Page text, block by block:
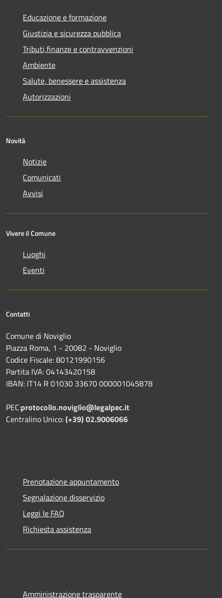
Educazione e formazione
Giustizia e sicurezza pubblica
Tributi,finanze e contravvenzioni
Ambiente
Salute, benessere e assistenza
Autorizzazioni
Novità
Notizie
Comunicati
Avvisi
Vivere il Comune
Luoghi
Eventi
Contatti
Comune di Noviglio
Piazza Roma, 1 - 20082 - Noviglio
Codice Fiscale: 80121990156
Partita IVA: 04143420158
IBAN: IT14 R 01030 33670 000001045878
PEC:protocollo.noviglio@legalpec.it
Centralino Unico:(+39) 02.9006066
Prenotazione appuntamento
Segnalazione disservizio
Leggi le FAQ
Richiesta assistenza
Amministrazione trasparente